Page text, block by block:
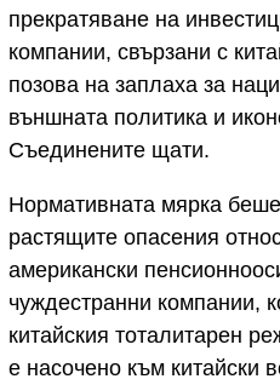
прекратяване на
компании, свързани с
позова на заплаха за
външната политика и
Съединените щати.
Нормативната мярка
растящите опасения
американски
чуждестранни компании,
китайския тоталитарен
е насочено към китайски